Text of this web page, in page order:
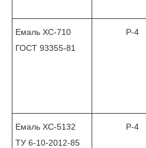
Емаль ХС-710
ГОСТ 93355-81
Р-4
Емаль ХС-5132
ТУ 6-10-2012-85
Р-4